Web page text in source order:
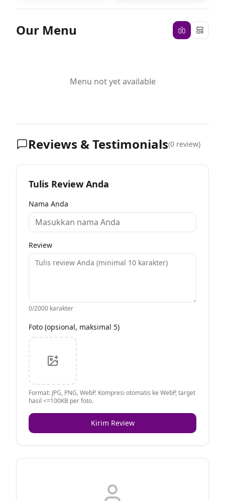
Our Menu
Menu not yet available
Reviews & Testimonials(0 review)
Tulis Review Anda
Nama Anda
Review
0/2000 karakter
Foto (opsional, maksimal 5)
Format: JPG, PNG, WebP. Kompresi otomatis ke WebP, target
hasil <=100KB per foto.
Kirim Review